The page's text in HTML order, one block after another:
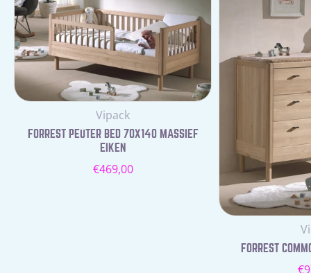
Leverancier:
Vipack
FORREST PEUTER BED 70X140 MASSIEF
EIKEN
Normale
€469,00
FORREST